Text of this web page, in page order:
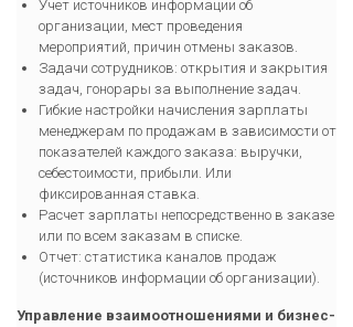
Учет источников информации об
организации, мест проведения
мероприятий, причин отмены заказов.
Задачи сотрудников: открытия и закрытия
задач, гонорары за выполнение задач.
Гибкие настройки начисления зарплаты
менеджерам по продажам в зависимости от
показателей каждого заказа: выручки,
себестоимости, прибыли. Или
фиксированная ставка.
Расчет зарплаты непосредственно в заказе
или по всем заказам в списке.
Отчет: статистика каналов продаж
(источников информации об организации).
Управление взаимоотношениями и бизнес-